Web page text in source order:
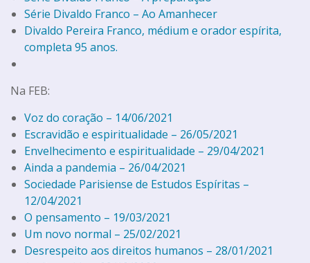
Série Divaldo Franco – Ao Amanhecer
Divaldo Pereira Franco, médium e orador espírita,
completa 95 anos.
Na FEB:
Voz do coração – 14/06/2021
Escravidão e espiritualidade – 26/05/2021
Envelhecimento e espiritualidade – 29/04/2021
Ainda a pandemia – 26/04/2021
Sociedade Parisiense de Estudos Espíritas –
12/04/2021
O pensamento – 19/03/2021
Um novo normal – 25/02/2021
Desrespeito aos direitos humanos – 28/01/2021